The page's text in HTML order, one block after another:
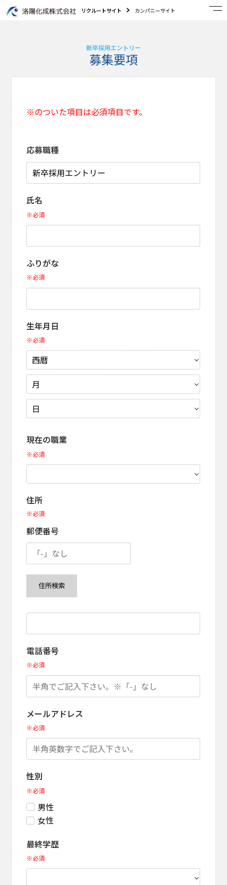
リクルートサイト カンパニーサイト
新卒採用エントリー
募集要項
※のついた項目は必須項目です。
応募職種
氏名
※必須
ふりがな
※必須
生年月日
※必須
現在の職業
※必須
住所
※必須
郵便番号
電話番号
※必須
メールアドレス
※必須
性別
※必須
男性
女性
最終学歴
※必須